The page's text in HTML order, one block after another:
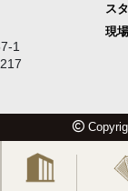
1
ス
現